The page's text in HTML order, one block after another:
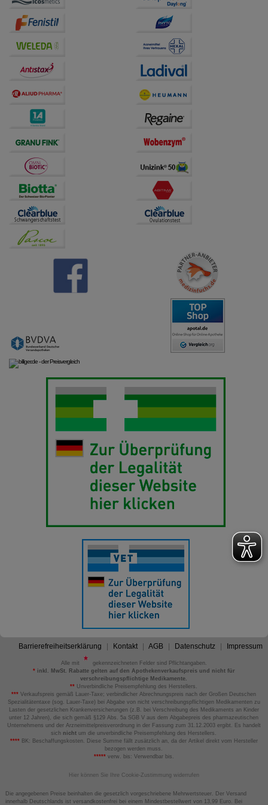
auf unserer Website aber auch die Werbung auf
Drittseiten möglichst relevant für Sie zu gestalten.
Bitte beachten Sie, dass Daten hierfür teilweise an
Dritte wie z.B. Google oder soziale Medien
übertragen werden.
Barrierefreiheitserklärung Kontakt AGB Datenschutz Impressum
Alle mit
gekennzeichneten Felder sind Pflichtangaben.
*inkl. MwSt. Rabatte gelten auf den Apothekenverkaufspreis und nicht für
verschreibungspflichtige Medikamente.
** Unverbindliche Preisempfehlung des Herstellers.
*** Verkaufspreis gemäß Lauer-Taxe; verbindlicher Abrechnungspreis nach der Großen Deutschen
Spezialitätentaxe (sog. Lauer-Taxe) bei Abgabe von nicht verschreibungspflichtigen Medikamenten zu
Lasten der gesetzlichen Krankenversicherungen (z.B. bei Verschreibung des Medikaments an Kinder
unter 12 Jahren), die sich gemäß §129 Abs. 5a SGB V aus dem Abgabepreis des pharmazeutischen
Unternehmens und der Arzneimittelpreisverordnung in der Fassung zum 31.12.2003 ergibt. Es handelt
sich nicht um die unverbindliche Preisempfehlung des Herstellers.
****BK: Beschaffungskosten. Diese Summe fällt zusätzlich an, da der Artikel direkt vom Hersteller
bezogen werden muss.
*****verw. bis: Verwendbar bis.
Hier können Sie Ihre Cookie-Zustimmung widerrufen
Die angegebenen Preise beinhalten die gesetzlich vorgeschriebene Mehrwertsteuer. Der Versand
innerhalb Deutschlands ist versandkostenfrei bei einem Mindestbestellwert von 13,99 Euro. Bei